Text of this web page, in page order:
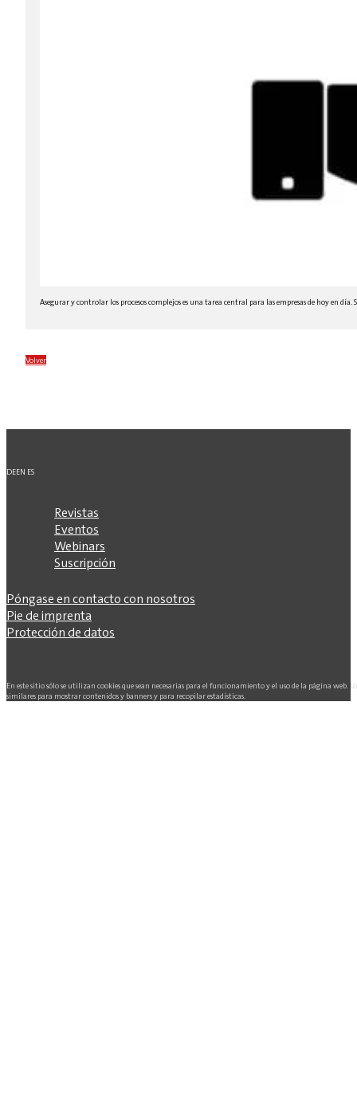
Asegurar y controlar los procesos complejos es una tarea central para las empresas de hoy en
Volver
DEEN ES
Revistas
Eventos
Webinars
Suscripción
Póngase en contacto con nosotros
Pie de imprenta
Protección de datos
En este sitio sólo se utilizan cookies que sean necesarias para el funcionamiento y el uso de la página web.
similares para mostrar contenidos y banners y para recopilar estadísticas.